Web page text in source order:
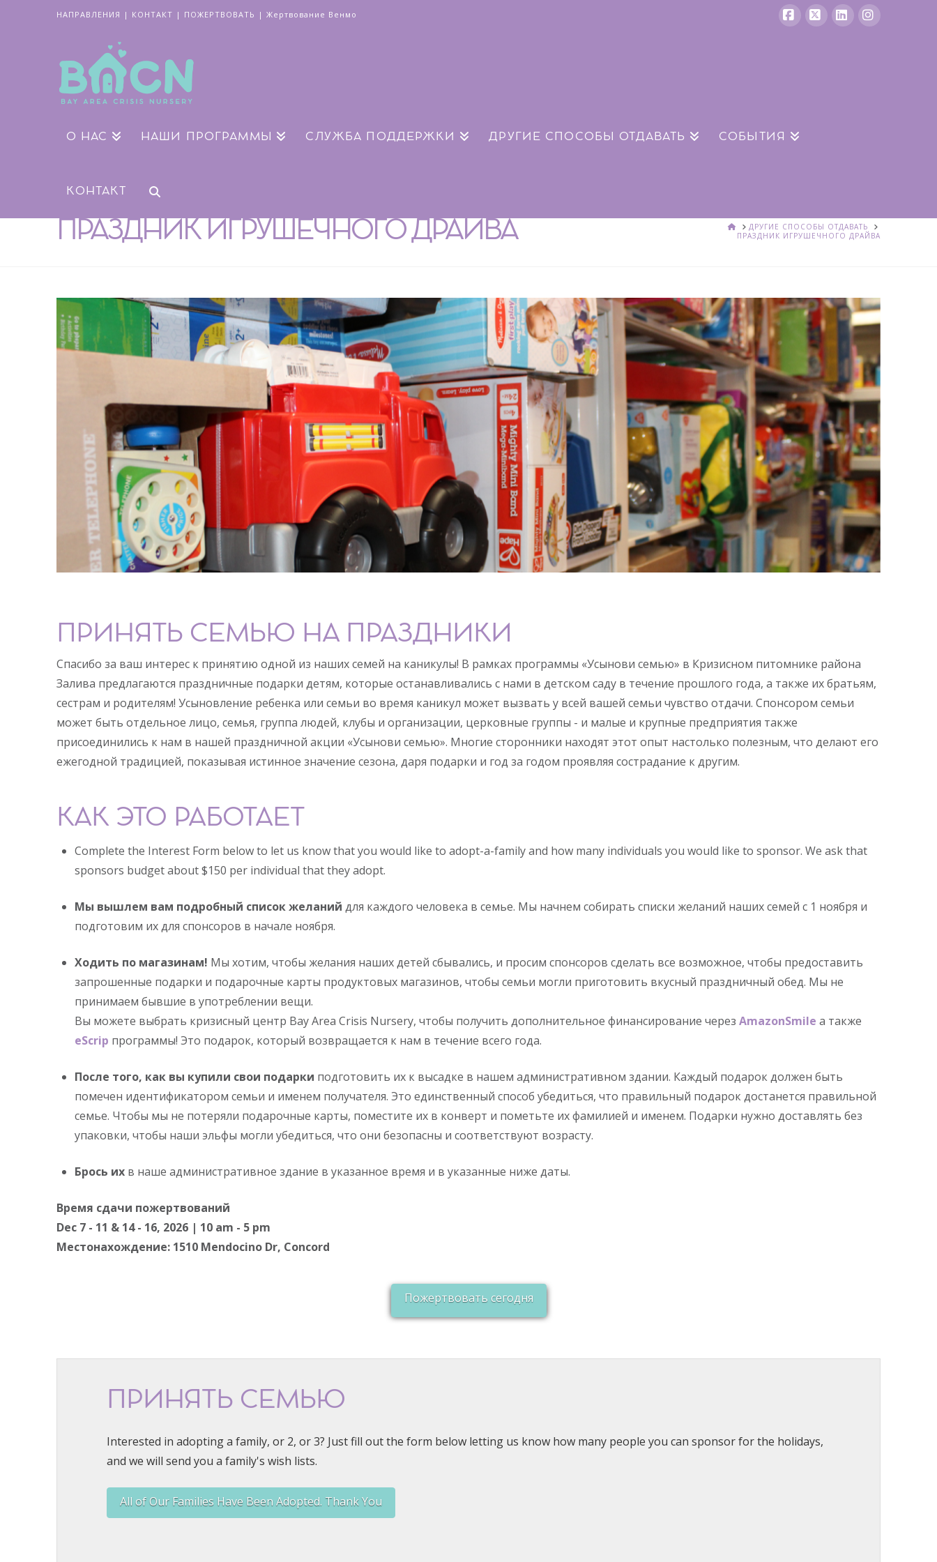
НАПРАВЛЕНИЯ | КОНТАКТ | ПОЖЕРТВОВАТЬ | Жертвование Венмо
О НАС НАШИ ПРОГРАММЫ СЛУЖБА ПОДДЕРЖКИ ДРУГИЕ СПОСОБЫ ОТДАВАТЬ СОБЫТИЯ
КОНТАКТ
ПРАЗДНИК ИГРУШЕЧНОГО ДРАЙВА ДОМДРУГИЕ СПОСОБЫ ОТДАВАТЬ
ПРАЗДНИК ИГРУШЕЧНОГО ДРАЙВА
ПРИНЯТЬ СЕМЬЮ НА ПРАЗДНИКИ
Спасибо за ваш интерес к принятию одной из наших семей на каникулы! В рамках программы «Усынови семью» в Кризисном питомнике района
Залива предлагаются праздничные подарки детям, которые останавливались с нами в детском саду в течение прошлого года, а также их братьям,
сестрам и родителям! Усыновление ребенка или семьи во время каникул может вызвать у всей вашей семьи чувство отдачи. Спонсором семьи
может быть отдельное лицо, семья, группа людей, клубы и организации, церковные группы - и малые и крупные предприятия также
присоединились к нам в нашей праздничной акции «Усынови семью». Многие сторонники находят этот опыт настолько полезным, что делают его
ежегодной традицией, показывая истинное значение сезона, даря подарки и год за годом проявляя сострадание к другим.
КАК ЭТО РАБОТАЕТ
Complete the Interest Form below to let us know that you would like to adopt-a-family and how many individuals you would like to sponsor. We ask that
sponsors budget about $150 per individual that they adopt.
Мы вышлем вам подробный список желаний для каждого человека в семье. Мы начнем собирать списки желаний наших семей с 1 ноября и
подготовим их для спонсоров в начале ноября.
Ходить по магазинам! Мы хотим, чтобы желания наших детей сбывались, и просим спонсоров сделать все возможное, чтобы предоставить
запрошенные подарки и подарочные карты продуктовых магазинов, чтобы семьи могли приготовить вкусный праздничный обед. Мы не
принимаем бывшие в употреблении вещи.
Вы можете выбрать кризисный центр Bay Area Crisis Nursery, чтобы получить дополнительное финансирование черезAmazonSmile а также
eScrip программы! Это подарок, который возвращается к нам в течение всего года.
После того, как вы купили свои подарки подготовить их к высадке в нашем административном здании. Каждый подарок должен быть
помечен идентификатором семьи и именем получателя. Это единственный способ убедиться, что правильный подарок достанется правильной
семье. Чтобы мы не потеряли подарочные карты, поместите их в конверт и пометьте их фамилией и именем. Подарки нужно доставлять без
упаковки, чтобы наши эльфы могли убедиться, что они безопасны и соответствуют возрасту.
Брось их в наше административное здание в указанное время и в указанные ниже даты.
Время сдачи пожертвований
Dec 7 - 11 & 14 - 16, 2026 | 10 am - 5 pm
Местонахождение: 1510 Mendocino Dr, Concord
Пожертвовать сегодня
ПРИНЯТЬ СЕМЬЮ
Interested in adopting a family, or 2, or 3? Just fill out the form below letting us know how many people you can sponsor for the holidays,
and we will send you a family's wish lists.
All of Our Families Have Been Adopted. Thank You